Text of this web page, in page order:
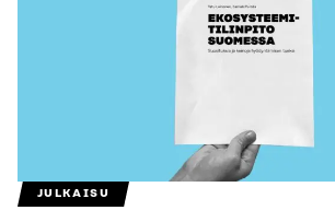
JULKAISU